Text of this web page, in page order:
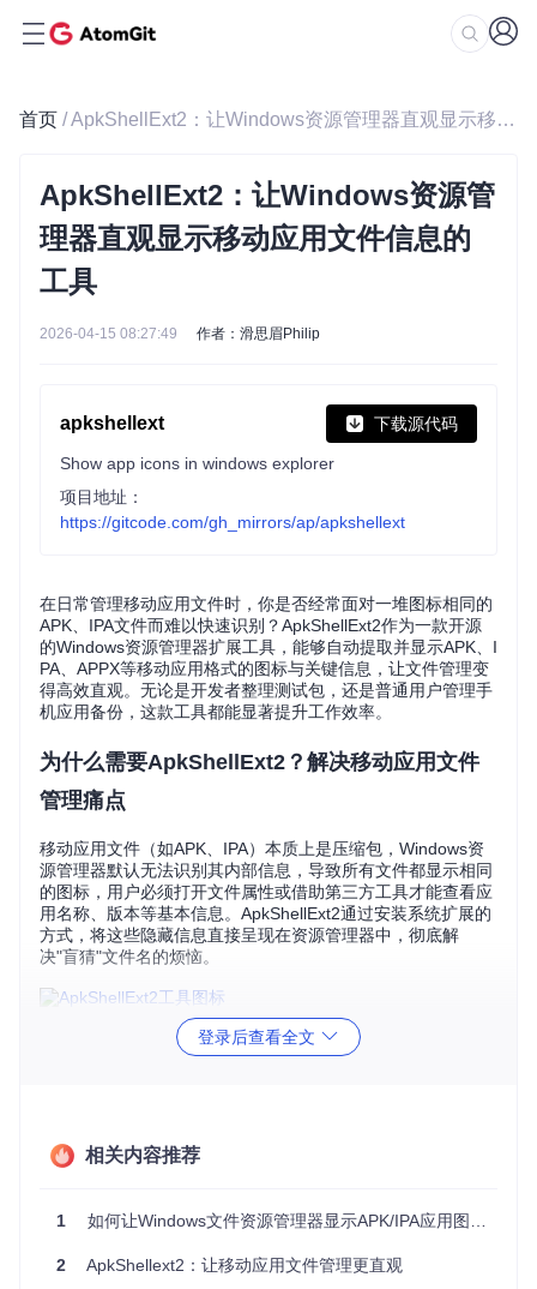
首页 / ApkShellExt2：让Windows资源管理器直观显示移动应用文件信息的工具
ApkShellExt2：让Windows资源管
理器直观显示移动应用文件信息的
工具
2026-04-15 08:27:49 作者：滑思眉Philip
apkshellext 下载源代码
Show app icons in windows explorer
项目地址：
https://gitcode.com/gh_mirrors/ap/apkshellext
在日常管理移动应用文件时，你是否经常面对一堆图标相同的
APK、IPA文件而难以快速识别？ApkShellExt2作为一款开源
的Windows资源管理器扩展工具，能够自动提取并显示APK、I
PA、APPX等移动应用格式的图标与关键信息，让文件管理变
得高效直观。无论是开发者整理测试包，还是普通用户管理手
机应用备份，这款工具都能显著提升工作效率。
为什么需要ApkShellExt2？解决移动应用文件
管理痛点
移动应用文件（如APK、IPA）本质上是压缩包，Windows资
源管理器默认无法识别其内部信息，导致所有文件都显示相同
的图标，用户必须打开文件属性或借助第三方工具才能查看应
用名称、版本等基本信息。ApkShellExt2通过安装系统扩展的
方式，将这些隐藏信息直接呈现在资源管理器中，彻底解
决"盲猜"文件名的烦恼。
图：ApkShellExt2工具图标，蓝色窗口内包含绿色Android机
器人形象，象征其对安卓应用的良好支持
多格式应用图标自动提取
式，自动分析文件内部结构，提取最高分辨率图标。无论是圆
件列表一目了然。
登录后查看全文
相关内容推荐
1 如何让Windows文件资源管理器显示APK/IPA应用图标？ApkShellext2完整使用指南
2 ApkShellext2：让移动应用文件管理更直观